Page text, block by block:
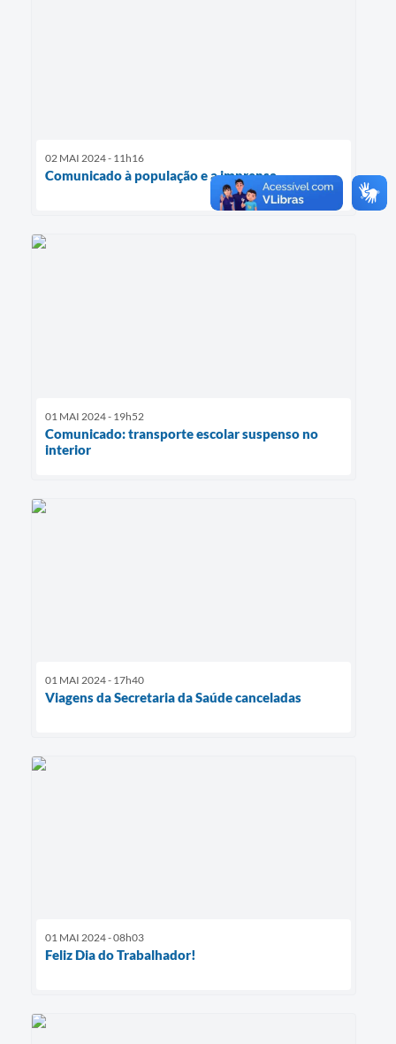
02 MAI 2024 - 11h16
Comunicado à população e a imprensa
01 MAI 2024 - 19h52
Comunicado: transporte escolar suspenso no
interior
01 MAI 2024 - 17h40
Viagens da Secretaria da Saúde canceladas
01 MAI 2024 - 08h03
Feliz Dia do Trabalhador!